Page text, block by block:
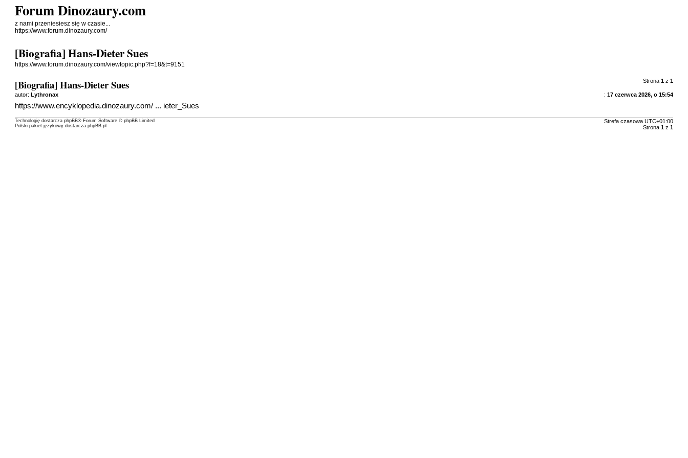
Forum Dinozaury.com
z nami przeniesiesz się w czasie...
https://www.forum.dinozaury.com/
[Biografia] Hans-Dieter Sues
https://www.forum.dinozaury.com/viewtopic.php?f=18&t=9151
Strona 1z 1
[Biografia] Hans-Dieter Sues
: 17 czerwca 2026, o 15:54
autor:Lythronax
https://www.encyklopedia.dinozaury.com/ ... ieter_Sues
Strefa czasowa UTC+01:00
Strona 1z 1
Technologię dostarczaphpBB® Forum Software © phpBB Limited
Polski pakiet językowy dostarczaphpBB.pl